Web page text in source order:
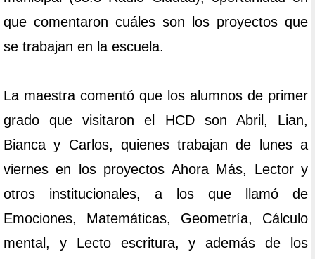
que comentaron cuáles son los proyectos que
se trabajan en la escuela.
La maestra comentó que los alumnos de primer
grado que visitaron el HCD son Abril, Lian,
Bianca y Carlos, quienes trabajan de lunes a
viernes en los proyectos Ahora Más, Lector y
otros institucionales, a los que llamó de
Emociones, Matemáticas, Geometría, Cálculo
mental, y Lecto escritura, y además de los